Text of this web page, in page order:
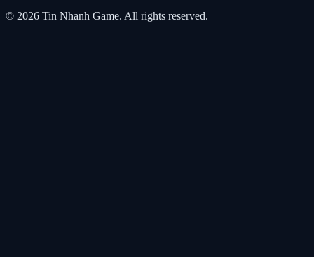
© 2026 Tin Nhanh Game. All rights reserved.